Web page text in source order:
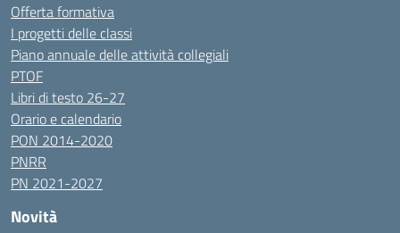
Offerta formativa
I progetti delle classi
Piano annuale delle attività collegiali
PTOF
Libri di testo 26-27
Orario e calendario
PON 2014-2020
PNRR
PN 2021-2027
Novità